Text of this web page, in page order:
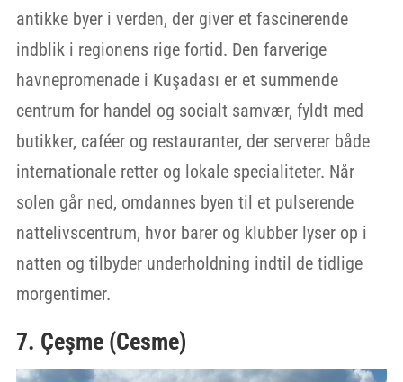
antikke byer i verden, der giver et fascinerende
indblik i regionens rige fortid. Den farverige
havnepromenade i Kuşadası er et summende
centrum for handel og socialt samvær, fyldt med
butikker, caféer og restauranter, der serverer både
internationale retter og lokale specialiteter. Når
solen går ned, omdannes byen til et pulserende
nattelivscentrum, hvor barer og klubber lyser op i
natten og tilbyder underholdning indtil de tidlige
morgentimer.
7. Çeşme (Cesme)